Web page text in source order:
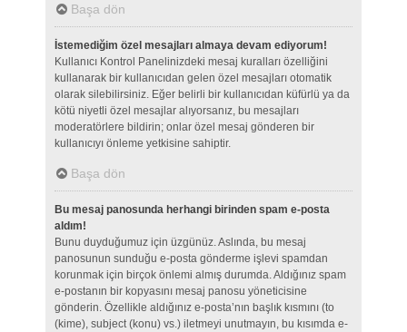
Başa dön
İstemediğim özel mesajları almaya devam ediyorum!
Kullanıcı Kontrol Panelinizdeki mesaj kuralları özelliğini
kullanarak bir kullanıcıdan gelen özel mesajları otomatik
olarak silebilirsiniz. Eğer belirli bir kullanıcıdan küfürlü ya da
kötü niyetli özel mesajlar alıyorsanız, bu mesajları
moderatörlere bildirin; onlar özel mesaj gönderen bir
kullanıcıyı önleme yetkisine sahiptir.
Başa dön
Bu mesaj panosunda herhangi birinden spam e-posta
aldım!
Bunu duyduğumuz için üzgünüz. Aslında, bu mesaj
panosunun sunduğu e-posta gönderme işlevi spamdan
korunmak için birçok önlemi almış durumda. Aldığınız spam
e-postanın bir kopyasını mesaj panosu yöneticisine
gönderin. Özellikle aldığınız e-posta’nın başlık kısmını (to
(kime), subject (konu) vs.) iletmeyi unutmayın, bu kısımda e-